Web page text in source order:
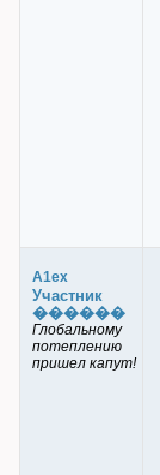
A1ex
Участник
������
Глобальному
потеплению
пришел капут!